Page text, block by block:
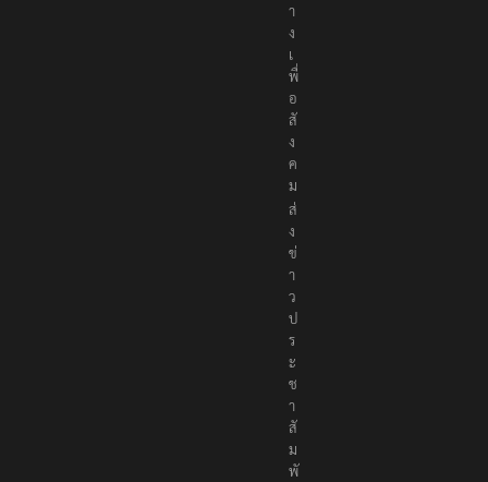
า
ง
เ
พื่
อ
สั
ง
ค
ม
ส่
ง
ข่
า
ว
ป
ร
ะ
ช
า
สั
ม
พั